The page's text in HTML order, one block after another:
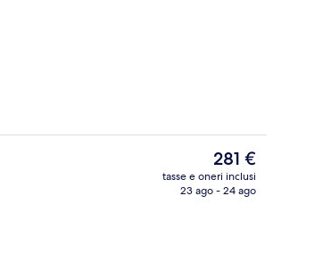
Il
prezzo
attuale
281 €
tasse e oneri inclusi
23 ago - 24 ago